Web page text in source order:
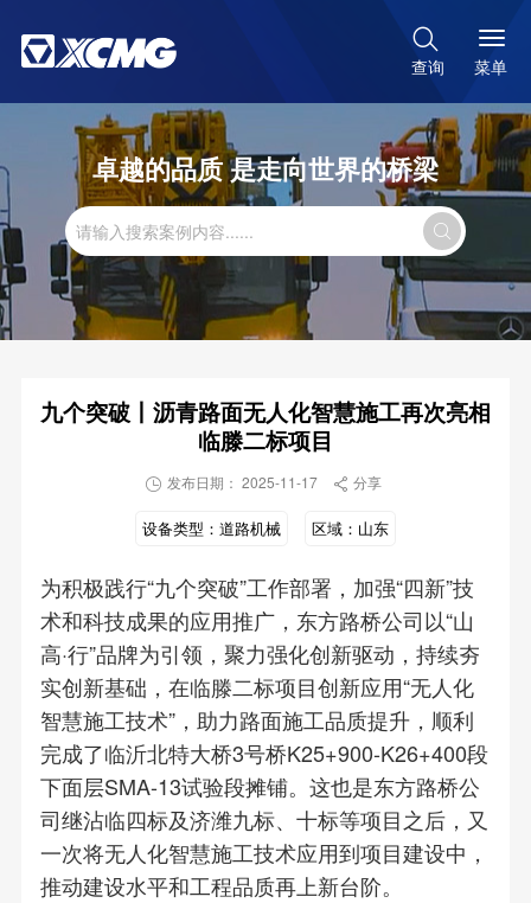

查询 菜单
卓越的品质 是走向世界的桥梁

九个突破丨沥青路面无人化智慧施工再次亮相
临滕二标项目
 发布日期： 2025-11-17  分享
设备类型： 道路机械 区域： 山东
为积极践行“九个突破”工作部署，加强“四新”技
术和科技成果的应用推广，东方路桥公司以“山
高·行”品牌为引领，聚力强化创新驱动，持续夯
实创新基础，在临滕二标项目创新应用“无人化
智慧施工技术”，助力路面施工品质提升，顺利
完成了临沂北特大桥3号桥K25+900-K26+400段
下面层SMA-13试验段摊铺。这也是东方路桥公
司继沾临四标及济潍九标、十标等项目之后，又
一次将无人化智慧施工技术应用到项目建设中，
推动建设水平和工程品质再上新台阶。